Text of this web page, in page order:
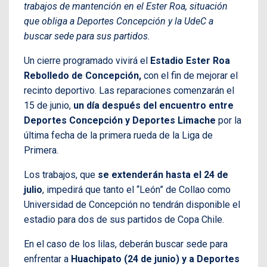
trabajos de mantención en el Ester Roa, situación
que obliga a Deportes Concepción y la UdeC a
buscar sede para sus partidos.
Un cierre programado vivirá el Estadio Ester Roa
Rebolledo de Concepción, con el fin de mejorar el
recinto deportivo. Las reparaciones comenzarán el
15 de junio, un día después del encuentro entre
Deportes Concepción y Deportes Limache por la
última fecha de la primera rueda de la Liga de
Primera.
Los trabajos, que se extenderán hasta el 24 de
julio, impedirá que tanto el “León” de Collao como
Universidad de Concepción no tendrán disponible el
estadio para dos de sus partidos de Copa Chile.
En el caso de los lilas, deberán buscar sede para
enfrentar a Huachipato (24 de junio) y a Deportes